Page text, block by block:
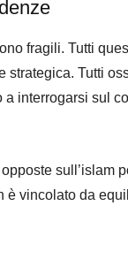
fragili. Tutti
strategica. Tutti
interrogarsi sul
sull’islam
è vincolato da